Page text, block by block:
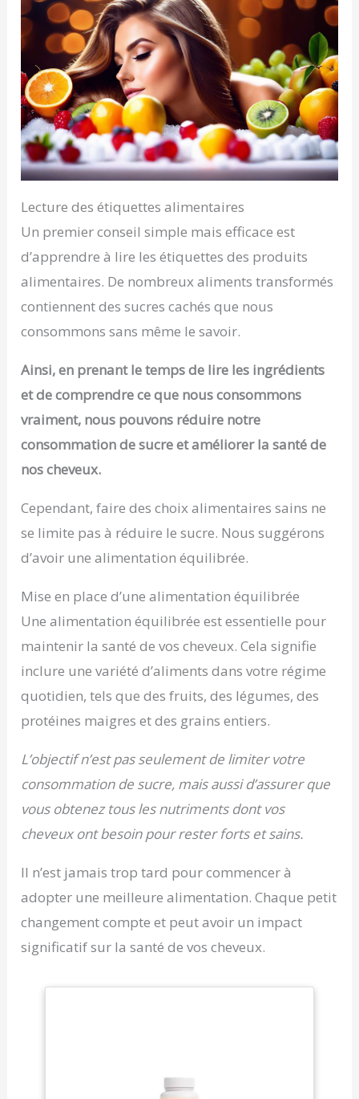
Lecture des étiquettes alimentaires
Un premier conseil simple mais efficace est
d’apprendre à lire les étiquettes des produits
alimentaires. De nombreux aliments transformés
contiennent des sucres cachés que nous
consommons sans même le savoir.
Ainsi, en prenant le temps de lire les ingrédients
et de comprendre ce que nous consommons
vraiment, nous pouvons réduire notre
consommation de sucre et améliorer la santé de
nos cheveux.
Cependant, faire des choix alimentaires sains ne
se limite pas à réduire le sucre. Nous suggérons
d’avoir une alimentation équilibrée.
Mise en place d’une alimentation équilibrée
Une alimentation équilibrée est essentielle pour
maintenir la santé de vos cheveux. Cela signifie
inclure une variété d’aliments dans votre régime
quotidien, tels que des fruits, des légumes, des
protéines maigres et des grains entiers.
L’objectif n’est pas seulement de limiter votre
consommation de sucre, mais aussi d’assurer que
vous obtenez tous les nutriments dont vos
cheveux ont besoin pour rester forts et sains.
Il n’est jamais trop tard pour commencer à
adopter une meilleure alimentation. Chaque petit
changement compte et peut avoir un impact
significatif sur la santé de vos cheveux.